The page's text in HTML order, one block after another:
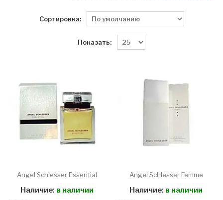
Сортировка:
Показать:
Angel Schlesser Essential
Наличие: в наличии
Angel Schlesser Femme
Наличие: в наличии